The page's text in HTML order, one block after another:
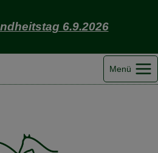
6.9.2026
Menü